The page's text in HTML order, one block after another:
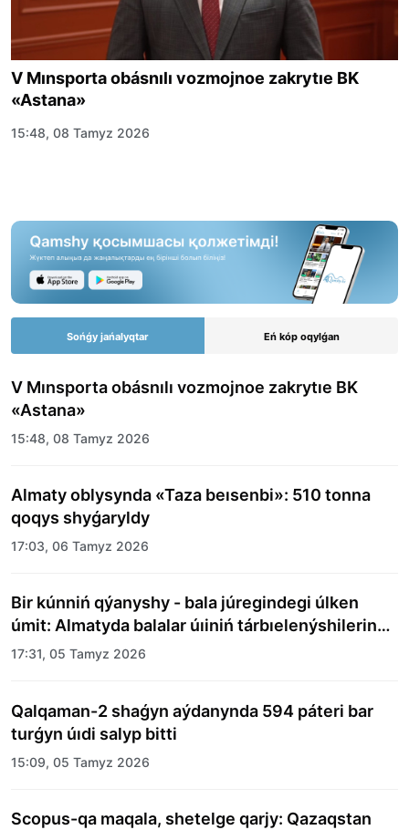
V Mınsporta obásnılı vozmojnoe zakrytıe BK
«Astana»
15:48, 08 Tamyz 2026
Sońǵy jańalyqtar Eń kóp oqylǵan
V Mınsporta obásnılı vozmojnoe zakrytıe BK
«Astana»
15:48, 08 Tamyz 2026
Almaty oblysynda «Taza beısenbi»: 510 tonna
qoqys shyǵaryldy
17:03, 06 Tamyz 2026
Bir kúnniń qýanyshy - bala júregindegi úlken
úmit: Almatyda balalar úıiniń tárbıelenýshilerine
merekelik kún uıymdastyryldy
17:31, 05 Tamyz 2026
Qalqaman-2 shaǵyn aýdanynda 594 páteri bar
turǵyn úıdi salyp bitti
15:09, 05 Tamyz 2026
Scopus-qa maqala, shetelge qarjy: Qazaqstan